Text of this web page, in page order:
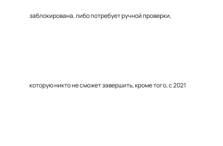
заблокирована, либо потребует ручной проверки,
которую никто не сможет завершить, кроме того, с 2021